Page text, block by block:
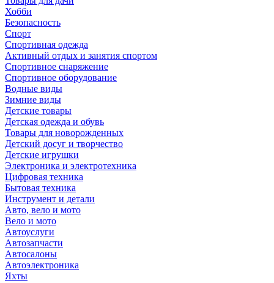
Хобби
Безопасность
Спорт
Спортивная одежда
Активный отдых и занятия спортом
Спортивное снаряжение
Спортивное оборудование
Водные виды
Зимние виды
Детские товары
Детская одежда и обувь
Товары для новорожденных
Детский досуг и творчество
Детские игрушки
Электроника и электротехника
Цифровая техника
Бытовая техника
Инструмент и детали
Авто, вело и мото
Вело и мото
Автоуслуги
Автозапчасти
Автосалоны
Автоэлектроника
Яхты